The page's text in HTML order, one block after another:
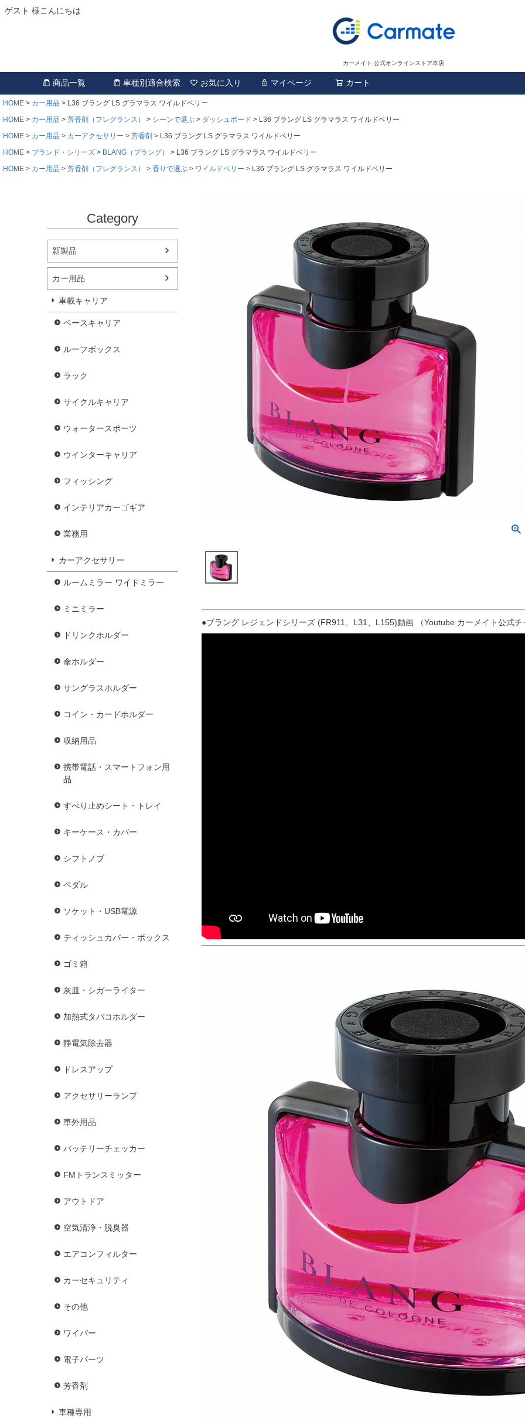
ゲスト 様こんにちは
カーメイト 公式オンラインストア本店
商品一覧 車種別適合検索 お気に入り マイページ カート
HOME カー用品
L36 ブラング LS グラマラス ワイルドベリー
HOME
カー用品 芳香剤（フレグランス） シーンで選ぶ ダッシュボード
L36 ブラング LS グラマラス ワイルドベリー
HOME
カー用品 カーアクセサリー 芳香剤
L36 ブラング LS グラマラス ワイルドベリー
HOME
ブランド・シリーズ BLANG（ブラング）
L36 ブラング LS グラマラス ワイルドベリー
HOME
カー用品 芳香剤（フレグランス） 香りで選ぶ ワイルドベリー L36 ブラング LS グラマラス ワイルドベリー
Category
新製品
カー用品
車載キャリア
ベースキャリア
ルーフボックス
ラック
サイクルキャリア
ウォータースポーツ
ウインターキャリア
フィッシング
インテリアカーゴギア
業務用
カーアクセサリー
ルームミラー ワイドミラー
ミニミラー
ドリンクホルダー
傘ホルダー
サングラスホルダー
コイン・カードホルダー
収納用品
携帯電話・スマートフォン用
品
すべり止めシート・トレイ
キーケース・カバー
シフトノブ
ペダル
ソケット・USB電源
ティッシュカバー・ボックス
ゴミ箱
灰皿・シガーライター
加熱式タバコホルダー
静電気除去器
ドレスアップ
アクセサリーランプ
車外用品
バッテリーチェッカー
FMトランスミッター
アウトドア
空気清浄・脱臭器
エアコンフィルター
カーセキュリティ
その他
ワイパー
電子パーツ
芳香剤
車種専用
●ブラング レジェンドシリーズ (FR911、L31、L155)動画 （Youtube カーメイト公式チ